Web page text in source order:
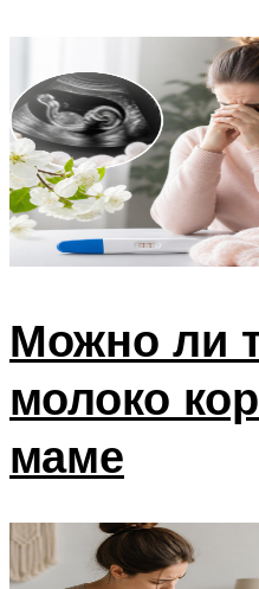
Можно ли
молоко
маме